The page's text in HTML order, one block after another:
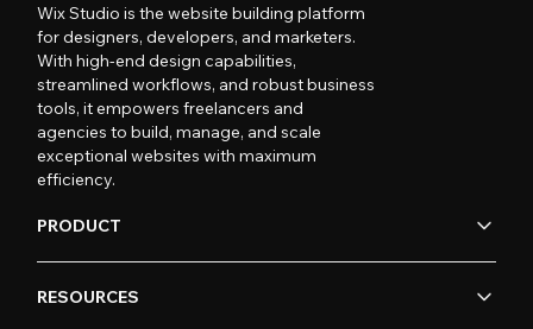
Wix Studio is the website building platform
for designers, developers, and marketers.
With high-end design capabilities,
streamlined workflows, and robust business
tools, it empowers freelancers and
agencies to build, manage, and scale
exceptional websites with maximum
efficiency.
PRODUCT
RESOURCES